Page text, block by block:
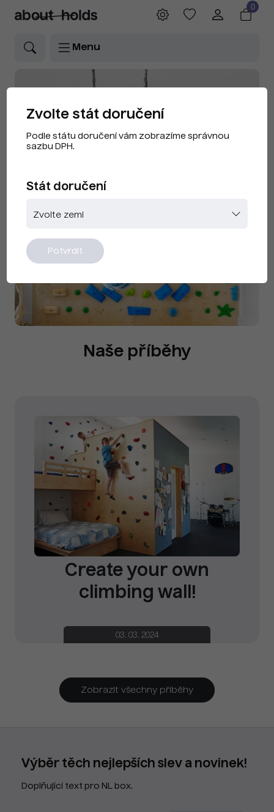
Menu
0
Banner home
Naše příběhy
Create your own
climbing wall!
03. 03. 2024
Zobrazit všechny příběhy
Výběr těch nejlepších slev a novinek!
Doplňující text pro NL box.
Zvolte stát doručení
Podle státu doručení vám zobrazíme správnou
sazbu DPH.
Stát doručení
Potvrdit